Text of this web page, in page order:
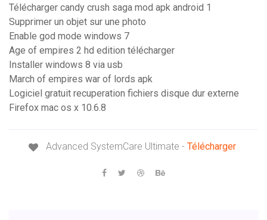
Télécharger candy crush saga mod apk android 1
Supprimer un objet sur une photo
Enable god mode windows 7
Age of empires 2 hd edition télécharger
Installer windows 8 via usb
March of empires war of lords apk
Logiciel gratuit recuperation fichiers disque dur externe
Firefox mac os x 10.6.8
Advanced SystemCare Ultimate - Télécharger